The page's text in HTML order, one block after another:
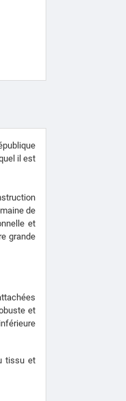
il est
de
et
grande
et
tissu et